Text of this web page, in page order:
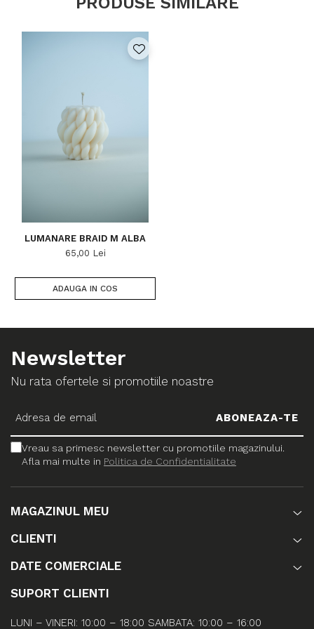
LUMANARE BRAID M ALBA
65,00 Lei
ADAUGA IN COS
Newsletter
Nu rata ofertele si promotiile noastre
Vreau sa primesc newsletter cu promotiile magazinului.
Afla mai multe in Politica de Confidentialitate
MAGAZINUL MEU
CLIENTI
DATE COMERCIALE
SUPORT CLIENTI
LUNI – VINERI: 10:00 – 18:00 SAMBATA: 10:00 – 16:00